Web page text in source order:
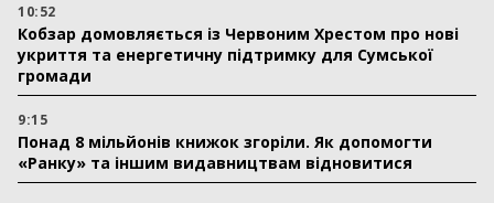
10:52
Кобзар домовляється із Червоним Хрестом про нові
укриття та енергетичну підтримку для Сумської
громади
9:15
Понад 8 мільйонів книжок згоріли. Як допомогти
«Ранку» та іншим видавництвам відновитися